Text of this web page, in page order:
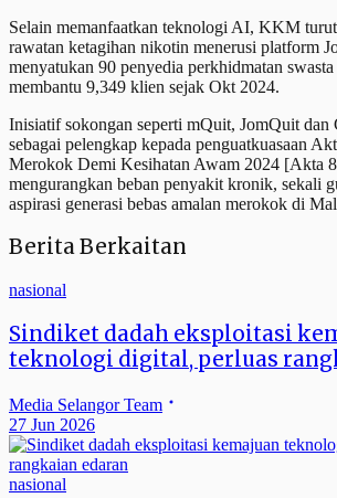
Selain memanfaatkan teknologi AI, KKM
rawatan ketagihan nikotin menerusi platform
menyatukan 90 penyedia perkhidmatan swasta
membantu 9,349 klien sejak Okt 2024.
Inisiatif sokongan seperti mQuit, JomQuit
sebagai pelengkap kepada penguatkuasaan
Merokok Demi Kesihatan Awam 2024 [Akta
mengurangkan beban penyakit kronik, sekali
aspirasi generasi bebas amalan merokok di
Berita Berkaitan
nasional
Sindiket dadah eksploitasi
teknologi digital, perluas
Media Selangor Team
27 Jun 2026
nasional